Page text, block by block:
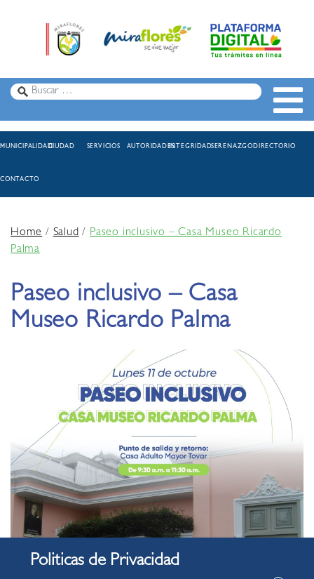
MUNICIPALIDADCIUDAD SERVICIOS AUTORIDADESINTEGRIDADSERENAZGODIRECTORIO
CONTACTO
Home/Salud/Paseo inclusivo – Casa Museo Ricardo
Palma
Paseo inclusivo – Casa
Museo Ricardo Palma